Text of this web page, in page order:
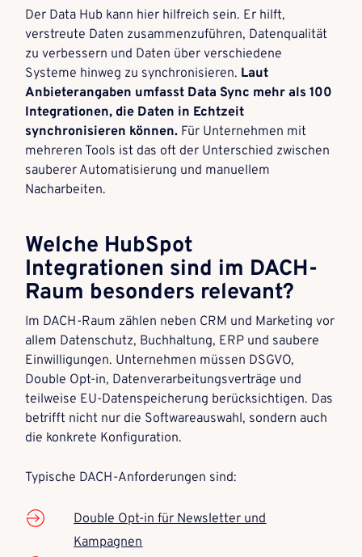
Der Data Hub kann hier hilfreich sein. Er hilft,
verstreute Daten zusammenzuführen, Datenqualität
zu verbessern und Daten über verschiedene
Systeme hinweg zu synchronisieren. Laut
Anbieterangaben umfasst Data Sync mehr als 100
Integrationen, die Daten in Echtzeit
synchronisieren können. Für Unternehmen mit
mehreren Tools ist das oft der Unterschied zwischen
sauberer Automatisierung und manuellem
Nacharbeiten.
Welche HubSpot
Integrationen sind im DACH-
Raum besonders relevant?
Im DACH-Raum zählen neben CRM und Marketing vor
allem Datenschutz, Buchhaltung, ERP und saubere
Einwilligungen. Unternehmen müssen DSGVO,
Double Opt-in, Datenverarbeitungsverträge und
teilweise EU-Datenspeicherung berücksichtigen. Das
betrifft nicht nur die Softwareauswahl, sondern auch
die konkrete Konfiguration.
Typische DACH-Anforderungen sind:
Double Opt-in für Newsletter und
Kampagnen